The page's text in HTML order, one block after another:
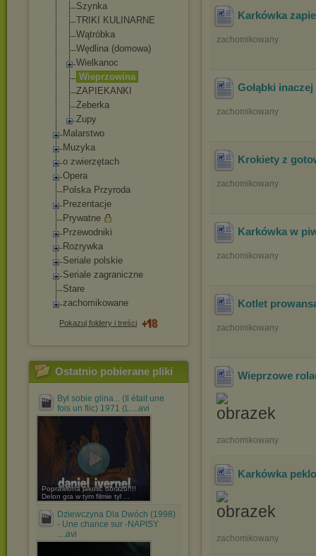
Szynka
TRIKI KULINARNE
Wątróbka
Wędlina (domowa)
Wielkanoc
Wieprzowina
ZAPIEKANKI
Żeberka
Zupy
Malarstwo
Muzyka
o zwierzętach
Opera
Polska Przyroda
Prezentacje
Prywatne
Przewodniki
Rozrywka
Seriale polskie
Seriale zagraniczne
Stare
zachomikowane
Pokazuj foldery i treści
Ostatnio pobierane pliki
Był sobie glina... (Il était une
fois un flic) 1971 (L....avi
Poprawiona jakość obrazu!!!!
Delon gra w tym filmie tyl ...
Dziewczyna Dla Dwóch (1998)
- Une chance sur -NAPISY
....avi
Karkówka
zachomikowany
Gołąbki
zachomikowany
Krokiety z
zachomikowany
Karkówka w
zachomikowany
Kotlet
zachomikowany
Wieprzowe
zachomikowany
Karkówka
zachomikowany